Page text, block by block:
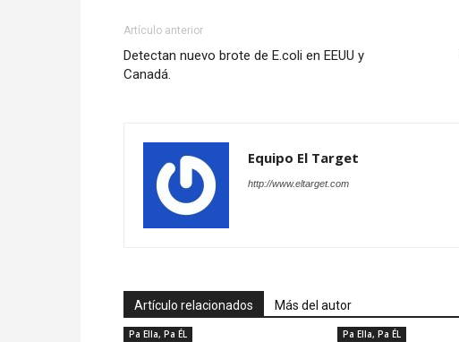
Artículo anterior
Detectan nuevo brote de E.coli en EEUU y
Canadá.
Equipo El Target
http://www.eltarget.com
Artículo relacionados Más del autor
Pa Ella, Pa ÉL Pa Ella, Pa ÉL